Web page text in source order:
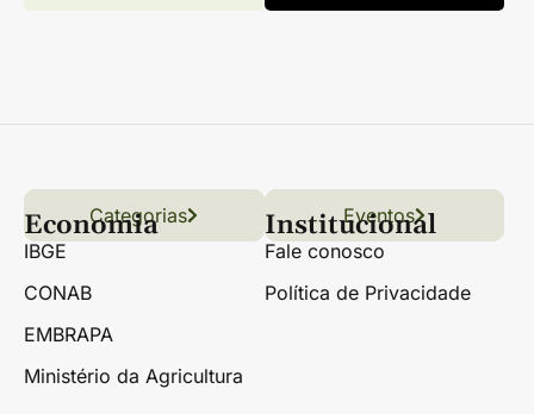
Links úteis
Conteúdo Grãos
Florestas Hortifrúti
Categorias Eventos
Economia
IBGE
CONAB
EMBRAPA
Ministério da Agricultura
Institucional
Fale conosco
Política de Privacidade